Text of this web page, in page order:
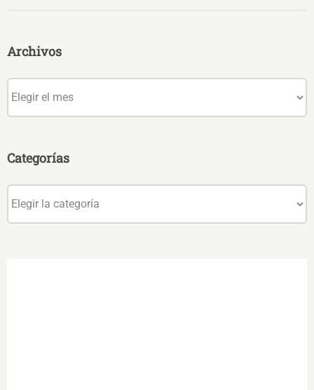
Archivos
Categorías